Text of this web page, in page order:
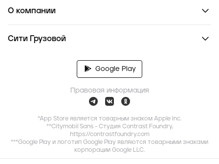
О компании
Сити Грузовой
Google Play
Правовая информация
*App Store является товарным знаком Apple Inc.
**Citymobil Sans - Студия Contrast Foundry,
https://contrastfoundry.com
***Google Play и логотип Google Play являются товарными знаками
корпорации Google LLC.